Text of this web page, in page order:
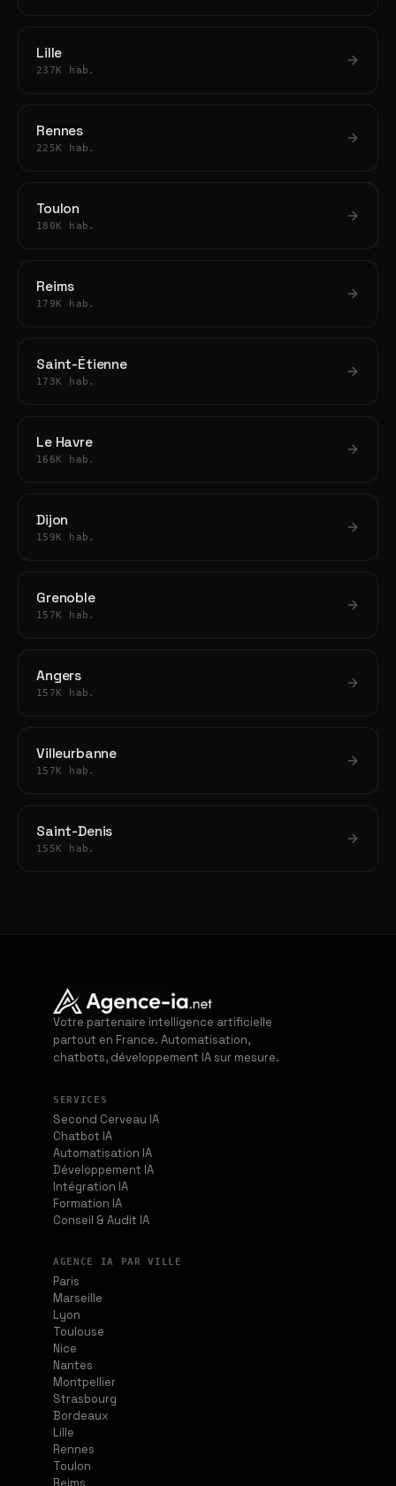
Lille
237K hab.
Rennes
225K hab.
Toulon
180K hab.
Reims
179K hab.
Saint-Étienne
173K hab.
Le Havre
166K hab.
Dijon
159K hab.
Grenoble
157K hab.
Angers
157K hab.
Villeurbanne
157K hab.
Saint-Denis
155K hab.
Votre partenaire intelligence artificielle
partout en France. Automatisation,
chatbots, développement IA sur mesure.
SERVICES
Second Cerveau IA
Chatbot IA
Automatisation IA
Développement IA
Intégration IA
Formation IA
Conseil & Audit IA
AGENCE IA PAR VILLE
Paris
Marseille
Lyon
Toulouse
Nice
Nantes
Montpellier
Strasbourg
Bordeaux
Lille
Rennes
Toulon
Reims